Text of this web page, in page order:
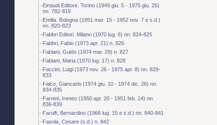
Einaudi Editore. Torino (1949 giu. 5 - 1975 giu. 25)
nn. 782-819
Emilia. Bologna (1951 mar. 15 - 1952 nov. 7 e s.d.)
nn. 820-823
Fabbri Editori. Milano (1970 lug. 6) nn. 824-825
Fabbri, Fabio (1973 apr. 21) n. 826
Fabiani, Guido (1974 mar. 29) n. 827
Fabiani, Maria (1970 lug. 17) n. 828
Faccini, Luigi (1973 nov. 26 - 1975 apr. 8) nn. 829-
833
Falco, Giancarlo (1974 giu. 10 - 1974 dic. 26) nn.
834-835
Farneti, Ireneo (1950 apr. 20 - 1951 feb. 14) nn.
836-839
Farolfi, Bernardino (1966 lug. 15 e s.d.) nn. 840-841
Fasola, Cesare (s.d.) n. 842